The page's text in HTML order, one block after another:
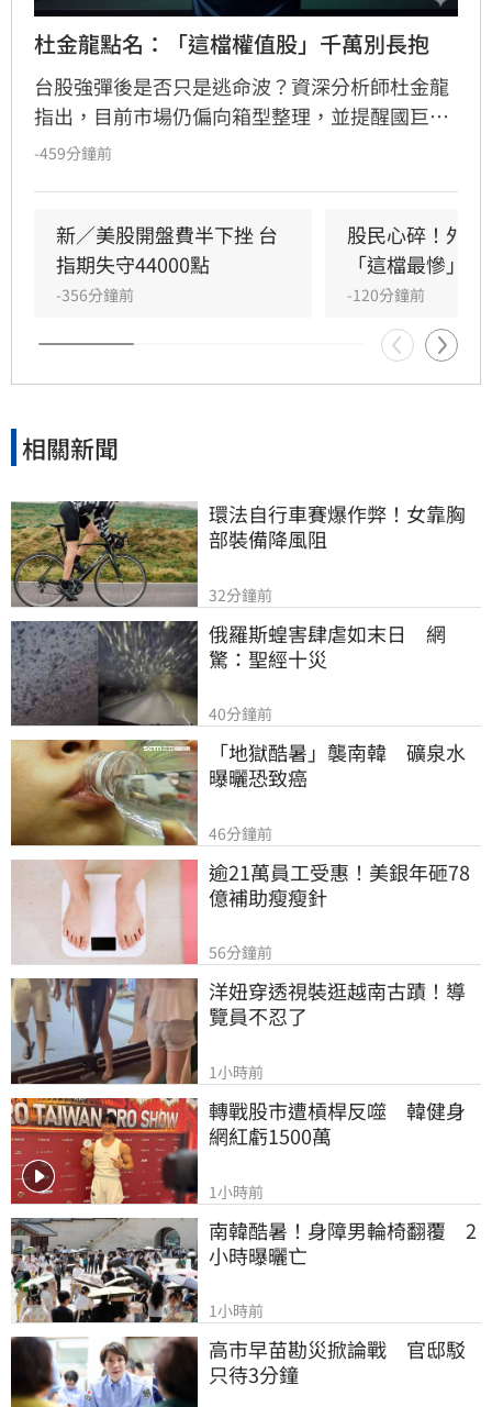
杜金龍點名：「這檔權值股」千萬別長抱
台股強彈後是否只是逃命波？資深分析師杜金龍
指出，目前市場仍偏向箱型整理，並提醒國巨雖
然獲利亮眼，但受籌碼與槓桿因素影響，不建議
-459分鐘前
新／美股開盤費半下挫 台
指期失守44000點
-356分鐘前
股民心碎！外
「這檔最慘」
-120分鐘前
相關新聞
環法自行車賽爆作弊！女靠胸
部裝備降風阻
32分鐘前
俄羅斯蝗害肆虐如末日　網
驚：聖經十災
40分鐘前
「地獄酷暑」襲南韓　礦泉水
曝曬恐致癌
46分鐘前
逾21萬員工受惠！美銀年砸78
億補助瘦瘦針
56分鐘前
洋妞穿透視裝逛越南古蹟！導
覽員不忍了
1小時前
轉戰股市遭槓桿反噬　韓健身
網紅虧1500萬
1小時前
南韓酷暑！身障男輪椅翻覆　2
小時曝曬亡
1小時前
高市早苗勘災掀論戰　官邸駁
只待3分鐘